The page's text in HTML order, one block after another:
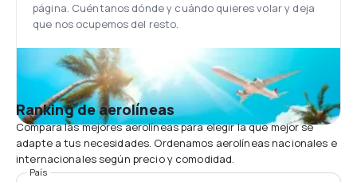
página. Cuéntanos dónde y cuándo quieres volar y deja
que nos ocupemos del resto.
Ranking de aerolíneas
Compara las mejores aerolíneas para elegir la que mejor se
adapte a tus necesidades. Ordenamos aerolíneas nacionales e
internacionales según precio y comodidad.
País